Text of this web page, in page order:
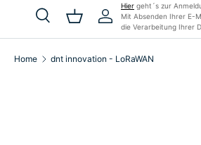
Search
Product type
SearchBasketLog in
Hier geht´s zur
Mit Absenden Ihrer E-
die Verarbeitung Ihrer
Home dnt innovation - LoRaWAN